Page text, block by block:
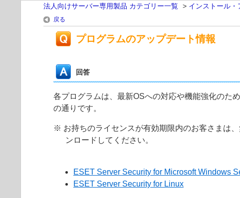
法人向けサーバー専用製品 カテゴリー一覧 > インストール
戻る
プログラムのアップデート情報
回答
各プログラムは、最新OSへの対応や機能強化のた
の通りです。
※ お持ちのライセンスが有効期限内のお客さまは
ンロードしてください。
ESET Server Security for Microsoft Windows
ESET Server Security for Linux